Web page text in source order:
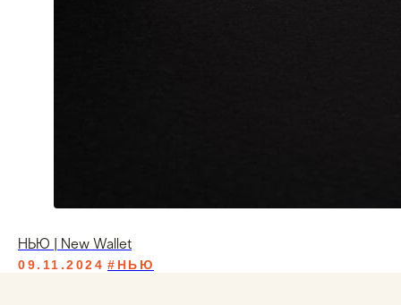
НЬЮ | New Wallet
09.11.2024 #НЬЮ